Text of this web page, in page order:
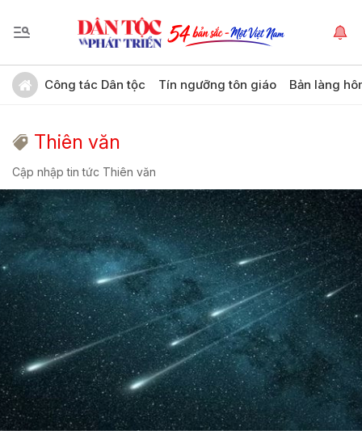
Công tác Dân tộc Tín ngưỡng tôn giáo Bản làng
Thiên văn
Cập nhập tin tức Thiên văn